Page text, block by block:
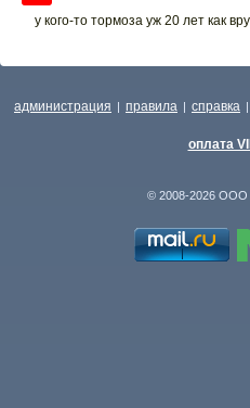
у кого-то тормоза уж 20 лет как
администрация | правила | справка |
оплата
© 2008-2026 ООО